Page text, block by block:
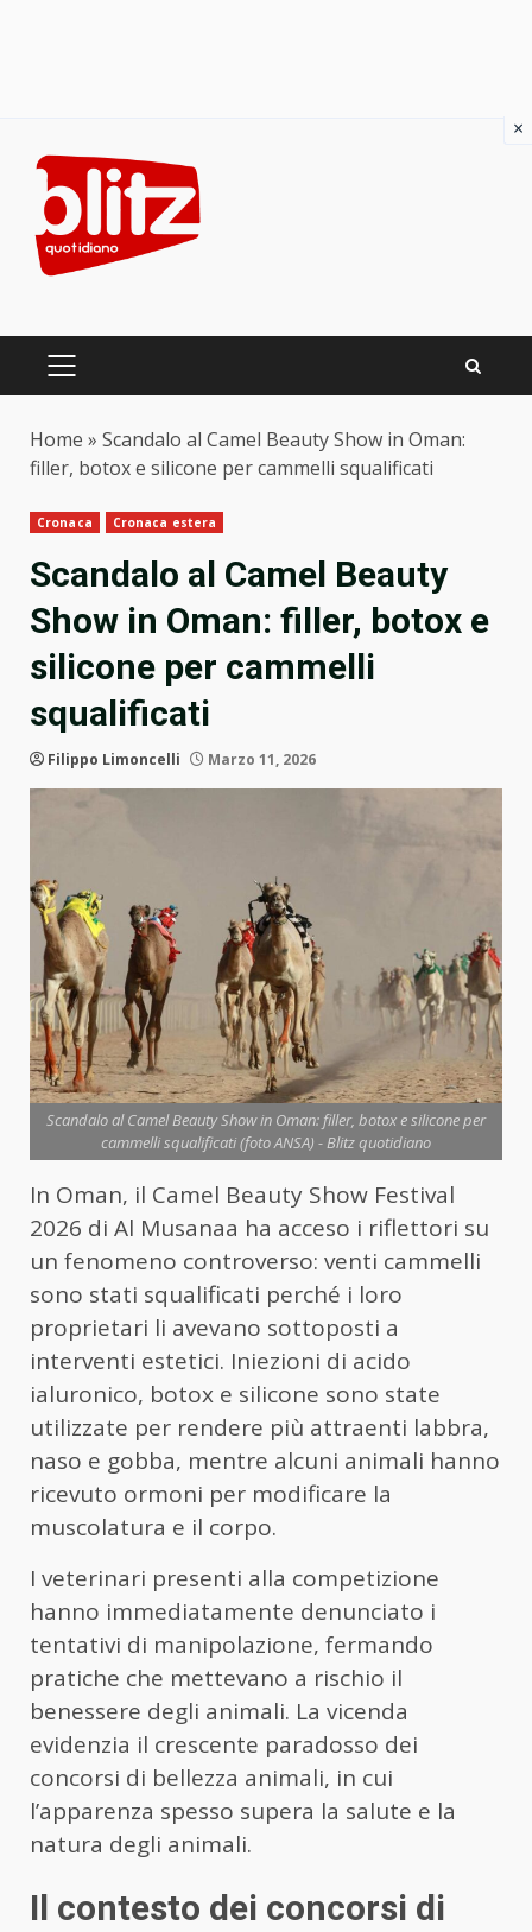
content
PRIMARY
Home » Scandalo al Camel Beauty Show in Oman:
filler, botox e silicone per cammelli squalificati
Cronaca Cronaca estera
Scandalo al Camel Beauty
Show in Oman: filler, botox e
silicone per cammelli
squalificati
Filippo Limoncelli Marzo 11, 2026
Scandalo al Camel Beauty Show in Oman: filler, botox e silicone per
cammelli squalificati (foto ANSA) - Blitz quotidiano
In Oman, il Camel Beauty Show Festival
2026 di Al Musanaa ha acceso i riflettori su
un fenomeno controverso: venti cammelli
sono stati squalificati perché i loro
proprietari li avevano sottoposti a
interventi estetici. Iniezioni di acido
ialuronico, botox e silicone sono state
utilizzate per rendere più attraenti labbra,
naso e gobba, mentre alcuni animali hanno
ricevuto ormoni per modificare la
muscolatura e il corpo.
I veterinari presenti alla competizione
hanno immediatamente denunciato i
tentativi di manipolazione, fermando
pratiche che mettevano a rischio il
benessere degli animali. La vicenda
evidenzia il crescente paradosso dei
concorsi di bellezza animali, in cui
l’apparenza spesso supera la salute e la
natura degli animali.
Il contesto dei concorsi di
×